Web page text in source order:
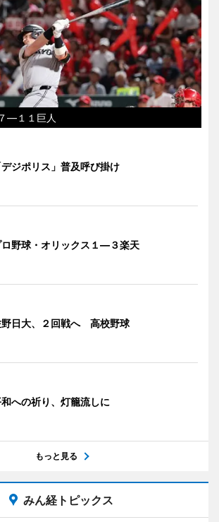
―１１巨人
デジポリス」普及呼び掛け
ロ野球・オリックス１―３楽天
日大、２回戦へ 高校野球
への祈り、灯籠流しに
もっと見る
みん経トピックス